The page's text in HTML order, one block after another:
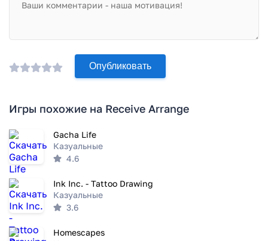
Опубликовать
Игры похожие на Receive Arrange
Gacha Life
Казуальные
4.6
Ink Inc. - Tattoo Drawing
Казуальные
3.6
Homescapes